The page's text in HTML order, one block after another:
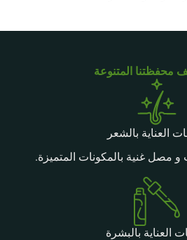
محفظتنا المتنوعة
العناية بالشعر
مصل غنية بالمكونات المتميزة.
العناية بالبشرة